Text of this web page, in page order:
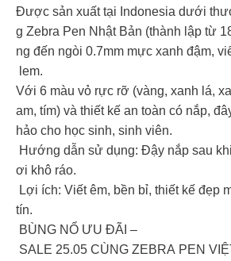
Được sản xuất tại Indonesia dưới
g Zebra Pen Nhật Bản (thành lập từ
ng đến ngòi 0.7mm mực xanh đậm,
lem.
Với 6 màu vỏ rực rỡ (vàng, xanh lá,
am, tím) và thiết kế an toàn có nắp,
hảo cho học sinh, sinh viên.
Hướng dẫn sử dụng: Đậy nắp sau
ơi khô ráo.
Lợi ích: Viết êm, bền bỉ, thiết kế đẹp
tín.
BÙNG NỔ ƯU ĐÃI –
SALE 25.05 CÙNG ZEBRA PEN